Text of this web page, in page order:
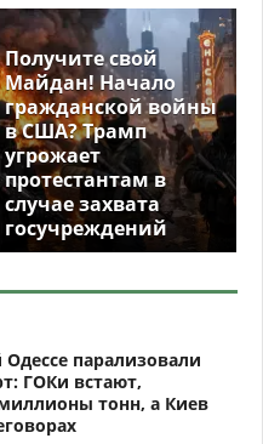
Получите свой
Майдан! Начало
гражданской войны
в США? Трамп
угрожает
протестантам в
случае захвата
госучреждений
парализовали
ГОКи встают,
тонн, а Киев